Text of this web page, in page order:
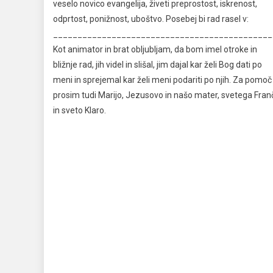
veselo novico evangelija, živeti preprostost, iskrenost,
odprtost, ponižnost, uboštvo. Posebej bi rad rasel v:
Kot animator in brat obljubljam, da bom imel otroke in
bližnje rad, jih videl in slišal, jim dajal kar želi Bog dati po
meni in sprejemal kar želi meni podariti po njih. Za pomoč
prosim tudi Marijo, Jezusovo in našo mater, svetega
in sveto Klaro.